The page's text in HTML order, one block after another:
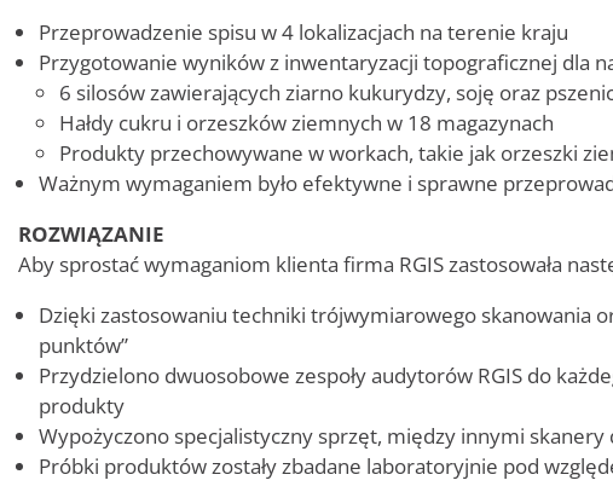
Przeprowadzenie spisu w 4 lokalizacjach na terenie kraju
Przygotowanie wyników z inwentaryzacji topograficznej dla
6 silosów zawierających ziarno kukurydzy, soję oraz
Hałdy cukru i orzeszków ziemnych w 18 magazynach
Produkty przechowywane w workach, takie jak orzeszki
Ważnym wymaganiem było efektywne i sprawne
ROZWIĄZANIE
Aby sprostać wymaganiom klienta firma RGIS zastosowała
Dzięki zastosowaniu techniki trójwymiarowego skanowania
punktów”
Przydzielono dwuosobowe zespoły audytorów RGIS do
produkty
Wypożyczono specjalistyczny sprzęt, między innymi
Próbki produktów zostały zbadane laboratoryjnie pod